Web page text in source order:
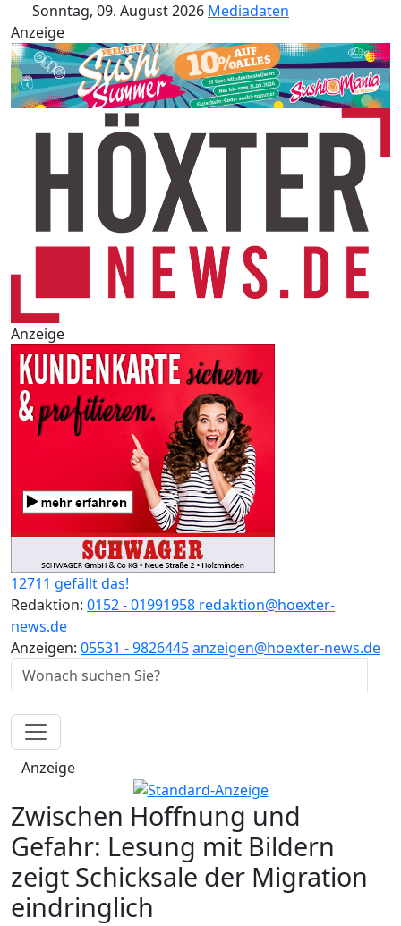
Sonntag, 09. August 2026 Mediadaten
Anzeige
Anzeige
12711 gefällt das!
Redaktion: 0152 - 01991958 redaktion@hoexter-
news.de
Anzeigen: 05531 - 9826445anzeigen@hoexter-news.de
Anzeige
Zwischen Hoffnung und
Gefahr: Lesung mit Bildern
zeigt Schicksale der Migration
eindringlich